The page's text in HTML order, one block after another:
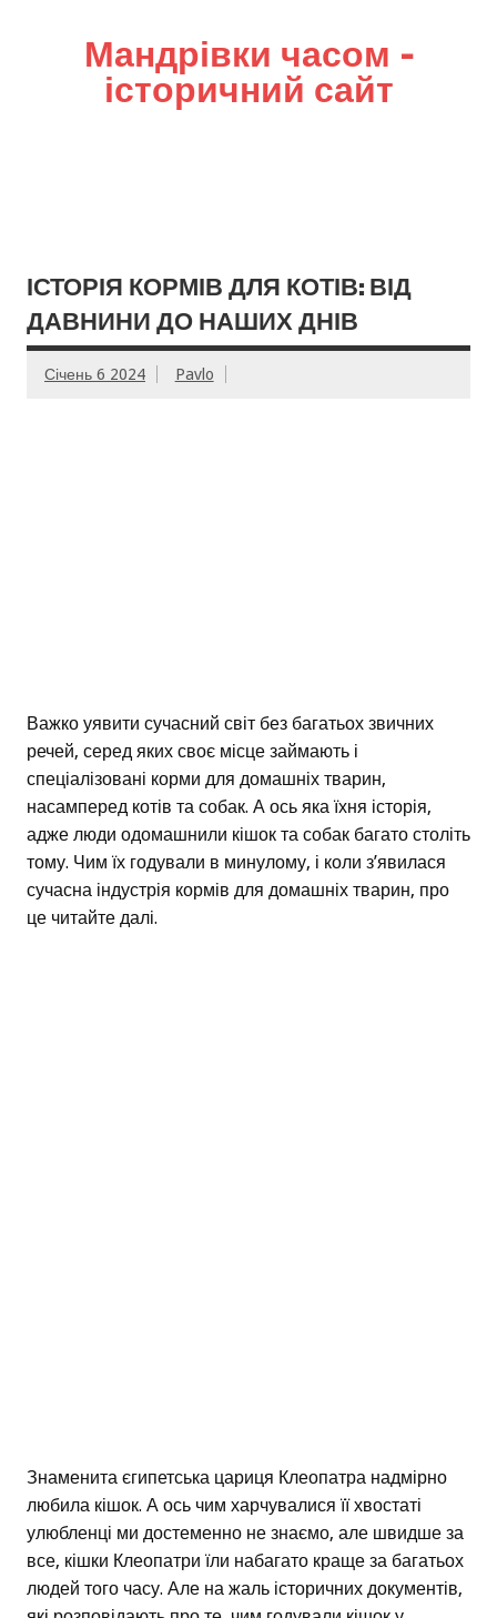
Мандрівки часом –
історичний сайт
ІСТОРІЯ КОРМІВ ДЛЯ КОТІВ: ВІД
ДАВНИНИ ДО НАШИХ ДНІВ
Січень 6 2024 Pavlo
Важко уявити сучасний світ без багатьох звичних
речей, серед яких своє місце займають і
спеціалізовані корми для домашніх тварин,
насамперед котів та собак. А ось яка їхня історія,
адже люди одомашнили кішок та собак багато століть
тому. Чим їх годували в минулому, і коли з’явилася
сучасна індустрія кормів для домашніх тварин, про
це читайте далі.
Знаменита єгипетська цариця Клеопатра надмірно
любила кішок. А ось чим харчувалися її хвостаті
улюбленці ми достеменно не знаємо, але швидше за
все, кішки Клеопатри їли набагато краще за багатьох
людей того часу. Але на жаль історичних документів,